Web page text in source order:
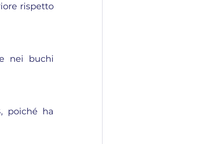
rispetto
nei buchi
poiché ha